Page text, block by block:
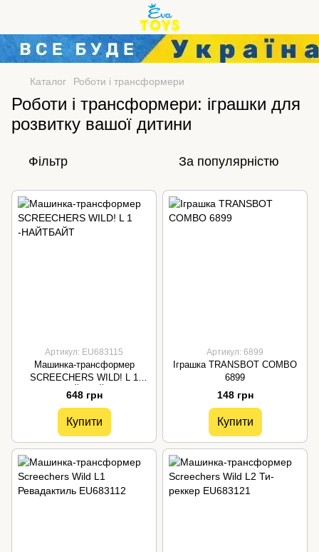
Каталог Роботи і трансформери
Роботи і трансформери: іграшки для
розвитку вашої дитини
Фільтр За популярністю
Артикул: EU683115
Машинка-трансформер
SCREECHERS WILD! L 1
-НАЙТБАЙТ
648 грн
Купити
Артикул: 6899
Іграшка TRANSBOT COMBO
6899
148 грн
Купити